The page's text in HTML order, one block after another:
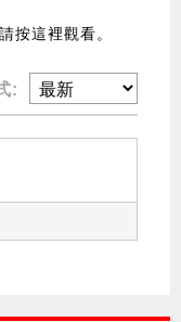
按這裡觀看。
: